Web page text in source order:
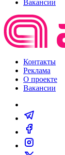
Вакансии
Контакты
Реклама
О проекте
Вакансии